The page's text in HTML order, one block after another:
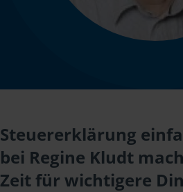
Steuererklärung
bei Regine Kludt
Zeit für wichtigere